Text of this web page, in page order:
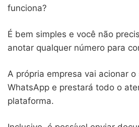
funciona?
É bem simples e você não
anotar qualquer número para
A própria empresa vai acionar
WhatsApp e prestará todo o
plataforma.